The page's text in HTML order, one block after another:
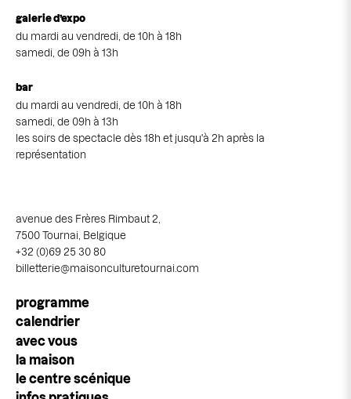
galerie d’expo
du mardi au vendredi, de 10h à 18h
samedi, de 09h à 13h
bar
du mardi au vendredi, de 10h à 18h
samedi, de 09h à 13h
les soirs de spectacle dès 18h et jusqu'à 2h après la
représentation
avenue des Frères Rimbaut 2,
7500 Tournai, Belgique
+32 (0)69 25 30 80
billetterie@maisonculturetournai.com
Navigation
principale
programme
calendrier
avec vous
la maison
le centre scénique